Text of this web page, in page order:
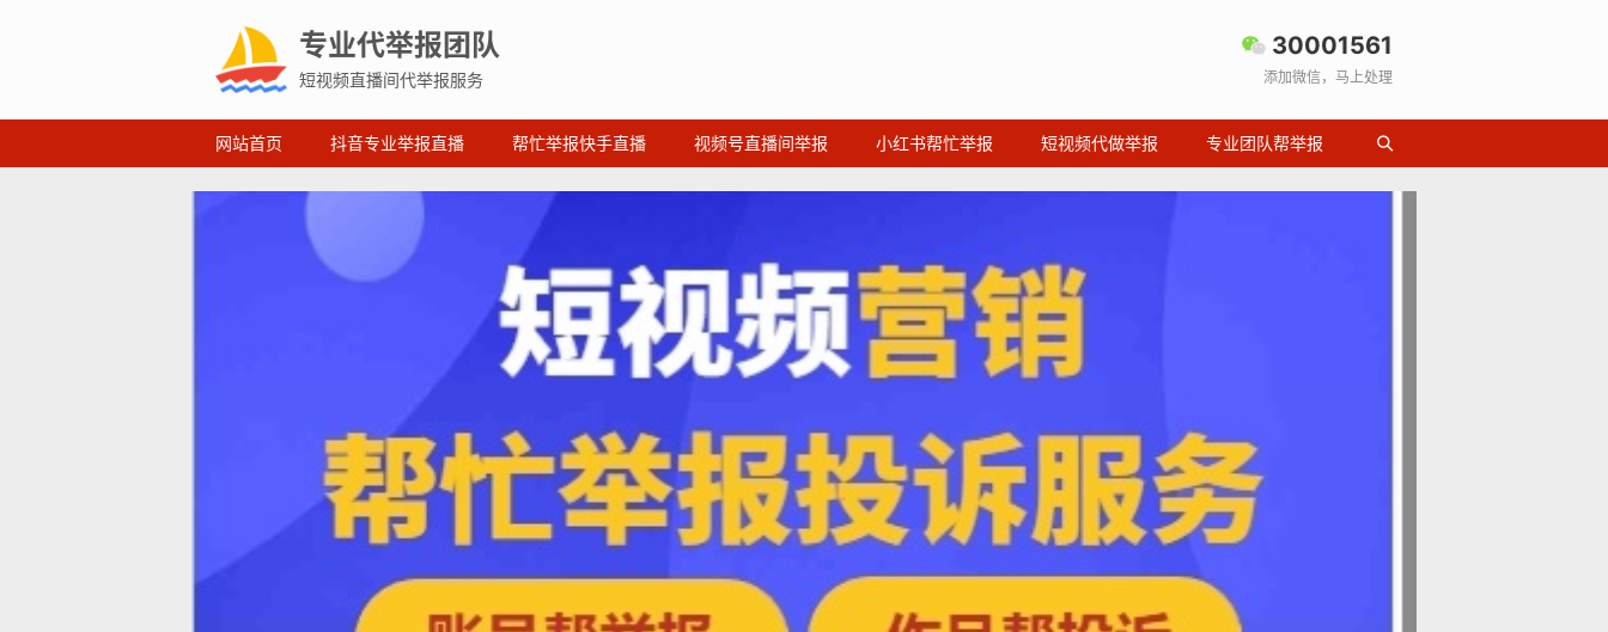
专业代举报团队
短视频直播间代举报服务
30001561
添加微信，马上处理
网站首页 抖音专业举报直播 帮忙举报快手直播 视频号直播间举报 小红书帮忙举报 短视频代做举报 专业团队帮举报